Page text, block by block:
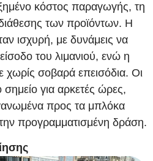
κόστος παραγωγής, τη
διάθεσης των προϊόντων. Η
ισχυρή, με δυνάμεις να
του λιμανιού, ενώ η
χωρίς σοβαρά επεισόδια. Οι
για αρκετές ώρες,
προς τα μπλόκα
προγραμματισμένη δράση.